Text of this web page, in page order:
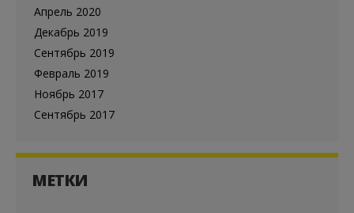
Апрель 2020
Декабрь 2019
Сентябрь 2019
Февраль 2019
Ноябрь 2017
Сентябрь 2017
МЕТКИ